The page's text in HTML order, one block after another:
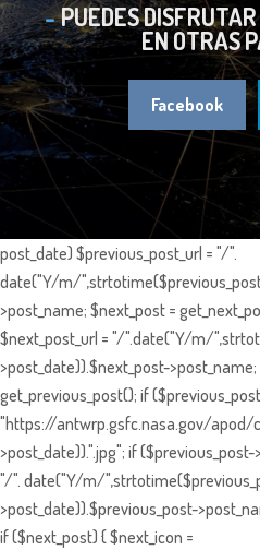
PUEDES
EN OTRAS
Facebook
post_date) $previous_post_url = "/".
date("Y/m/
>post_name; $next_post =
$next_post_url = "/".date("Y/m/
>post_date)).$next_post-
get_previous_post(); if
"https://antwrp.gsfc.nasa.gov/apod/
>post_date)).".jpg"; if
"/". date("Y/m/
>post_date)).$previous_post-
if ($next_post) { $next_icon =